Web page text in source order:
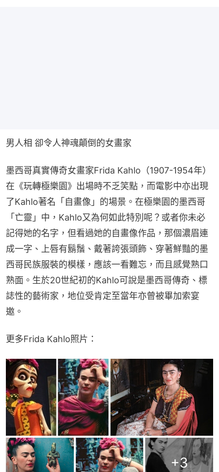
男人相 卻令人神魂顛倒的女畫家
墨西哥真實傳奇女畫家Frida Kahlo（1907-1954年）
在《玩轉極樂園》出場時不乏笑點，而電影中亦出現
了Kahlo著名「自畫像」的場景。在極樂園的墨西哥
「亡靈」中，Kahlo又為何如此特別呢？或者你未必
記得她的名字，但看過她的自畫像作品，那個濃眉連
成一字、上唇有鬍鬚、戴著誇張頭飾、穿著鮮豔的墨
西哥民族服裝的模樣，應該一看難忘，而且感覺熟口
熟面。生於20世紀初的Kahlo可說是墨西哥傳奇、標
誌性的藝術家，地位受肯定至當年亦曾被畢加索宴
邀。
更多Frida Kahlo照片：
+3